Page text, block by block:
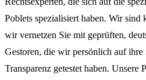
Poblets spezialisiert haben. Wir sind
wir vernetzen Sie mit geprüften,
Gestoren, die wir persönlich auf
Transparenz getestet haben. Unsere